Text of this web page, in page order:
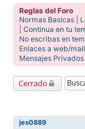
Reglas del Foro
Normas Basicas
|Continua en tu
No escribas en
Enlaces a web/
Mensajes Privados
Cerrado
jes0889